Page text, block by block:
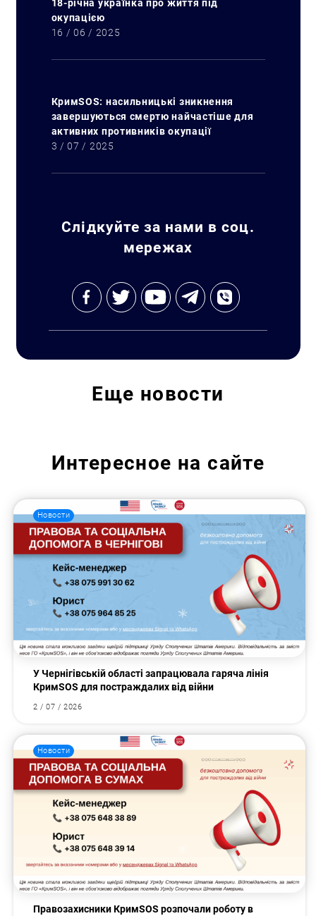
Искать:
18-річна українка про життя під
окупацією
16 / 06 / 2025
КримSOS: насильницькі зникнення
завершуються смертю найчастіше для
активних противників окупації
3 / 07 / 2025
Слідкуйте за нами в соц.
мережах
Еще новости
Интересное на сайте
Новости
У Чернігівській області запрацювала гаряча лінія
КримSOS для постраждалих від війни
2 / 07 / 2026
Новости
Правозахисники КримSOS розпочали роботу в